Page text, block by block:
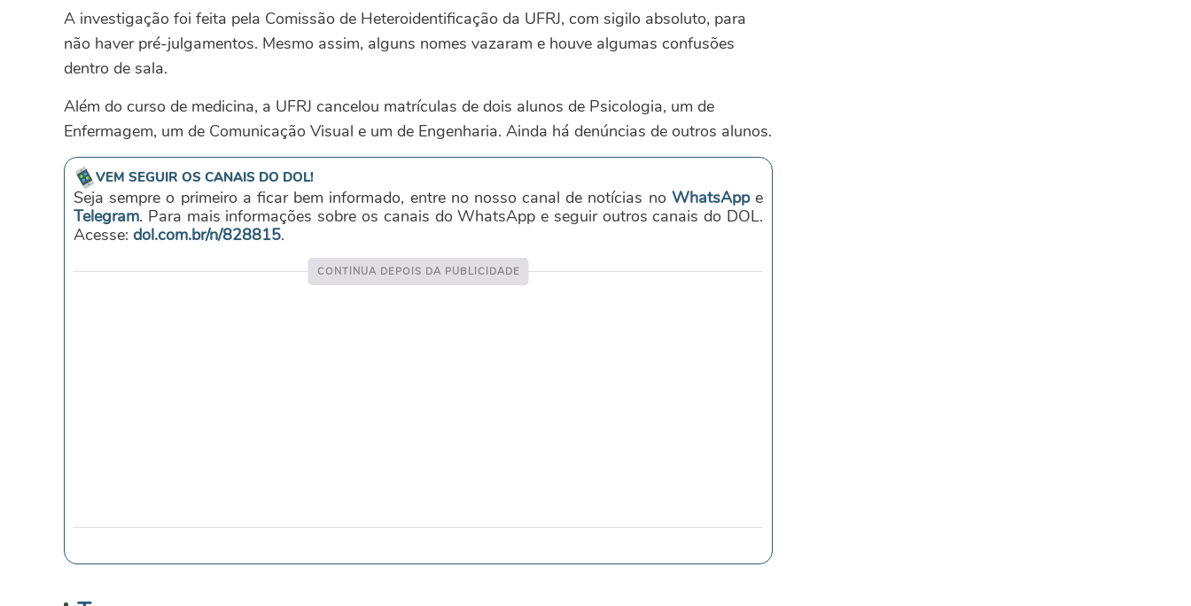
A investigação foi feita pela Comissão de Heteroidentificação da UFRJ, com sigilo absoluto, para
não haver pré-julgamentos. Mesmo assim, alguns nomes vazaram e houve algumas confusões
dentro de sala.
Além do curso de medicina, a UFRJ cancelou matrículas de dois alunos de Psicologia, um de
Enfermagem, um de Comunicação Visual e um de Engenharia. Ainda há denúncias de outros alunos.
VEM SEGUIR OS CANAIS DO DOL!
Seja sempre o primeiro a ficar bem informado, entre no nosso canal de notícias no WhatsAppe
Telegram. Para mais informações sobre os canais do WhatsApp e seguir outros canais do DOL.
Acesse: dol.com.br/n/828815.